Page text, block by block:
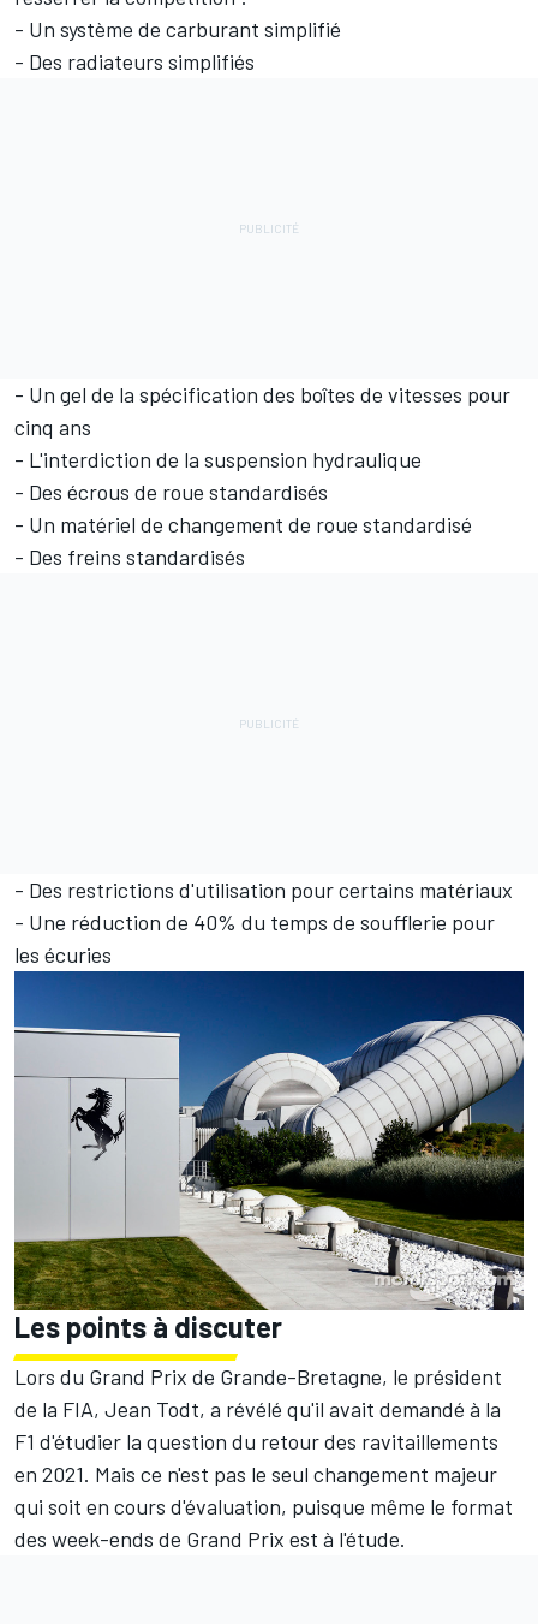
- Un système de carburant simplifié
- Des radiateurs simplifiés
- Un gel de la spécification des boîtes de vitesses pour
cinq ans
- L'interdiction de la suspension hydraulique
- Des écrous de roue standardisés
- Un matériel de changement de roue standardisé
- Des freins standardisés
- Des restrictions d'utilisation pour certains matériaux
- Une réduction de 40% du temps de soufflerie pour
les écuries
Les points à discuter
Lors du Grand Prix de Grande-Bretagne, le président
de la FIA, Jean Todt, a révélé qu'il avait demandé à la
F1 d'étudier la question du retour des ravitaillements
en 2021. Mais ce n'est pas le seul changement majeur
qui soit en cours d'évaluation, puisque même le format
des week-ends de Grand Prix est à l'étude.